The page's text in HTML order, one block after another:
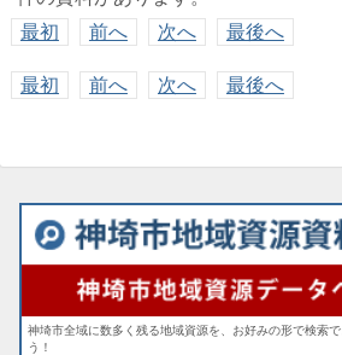
最初
前へ 次へ 最後へ
最初 前へ 次へ 最後へ
神埼市全域に数多く残る地域資源を、お好みの形で検索
う！